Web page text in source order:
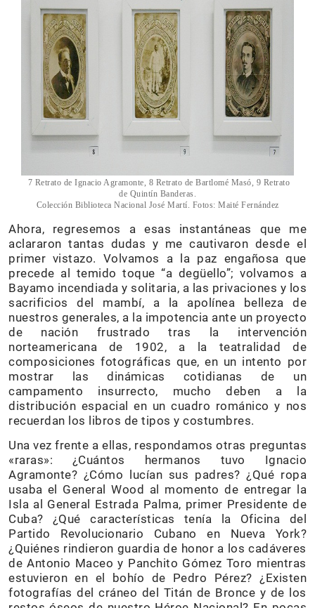
7 Retrato de Ignacio Agramonte, 8 Retrato de Bartlomé Masó, 9 Retrato
de Quintín Banderas.
Colección Biblioteca Nacional José Martí. Fotos: Maité Fernández
Ahora, regresemos a esas instantáneas que me
aclararon tantas dudas y me cautivaron desde el
primer vistazo. Volvamos a la paz engañosa que
precede al temido toque “a degüello”; volvamos a
Bayamo incendiada y solitaria, a las privaciones y los
sacrificios del mambí, a la apolínea belleza de
nuestros generales, a la impotencia ante un proyecto
de nación frustrado tras la intervención
norteamericana de 1902, a la teatralidad de
composiciones fotográficas que, en un intento por
mostrar las dinámicas cotidianas de un
campamento insurrecto, mucho deben a la
distribución espacial en un cuadro románico y nos
recuerdan los libros de tipos y costumbres.
Una vez frente a ellas, respondamos otras preguntas
«raras»: ¿Cuántos hermanos tuvo Ignacio
Agramonte? ¿Cómo lucían sus padres? ¿Qué ropa
usaba el General Wood al momento de entregar la
Isla al General Estrada Palma, primer Presidente de
Cuba? ¿Qué características tenía la Oficina del
Partido Revolucionario Cubano en Nueva York?
¿Quiénes rindieron guardia de honor a los cadáveres
de Antonio Maceo y Panchito Gómez Toro mientras
estuvieron en el bohío de Pedro Pérez? ¿Existen
fotografías del cráneo del Titán de Bronce y de los